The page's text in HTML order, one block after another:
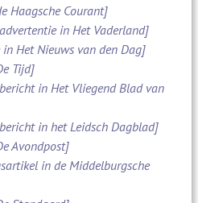
Haagsche Courant]
in Het Vaderland]
Het Nieuws van den Dag]
Tijd]
in Het Vliegend Blad van
in het Leidsch Dagblad]
Avondpost]
in de Middelburgsche